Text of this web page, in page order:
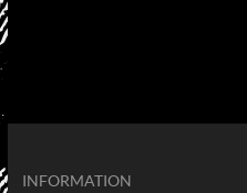
INFORMATION